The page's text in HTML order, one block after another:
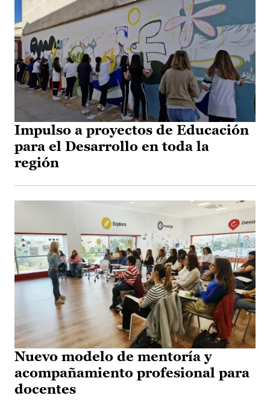
Impulso a proyectos de Educación
para el Desarrollo en toda la
región
Nuevo modelo de mentoría y
acompañamiento profesional para
docentes